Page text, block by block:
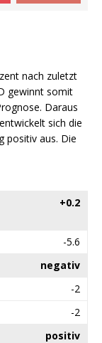
nach zuletzt
gewinnt somit
Daraus
sich die
positiv aus. Die
+0.2
-5.6
negativ
-2
-2
positiv